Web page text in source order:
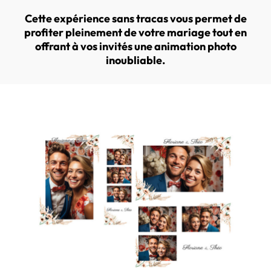
Cette expérience sans tracas vous permet de
profiter pleinement de votre mariage tout en
offrant à vos invités une animation photo
inoubliable.